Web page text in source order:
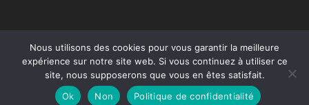
Conception du site :Agence Jus de Citron
Nous utilisons des cookies pour vous garantir la meilleure
expérience sur notre site web. Si vous continuez à utiliser ce
site, nous supposerons que vous en êtes satisfait.
Ok
Non Politique de confidentialité